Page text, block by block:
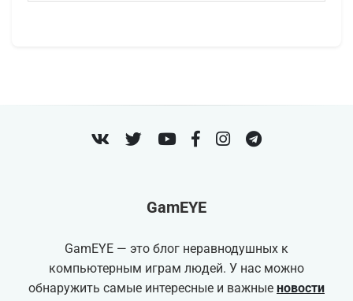
GamEYE
GamEYE — это блог неравнодушных к
компьютерным играм людей. У нас можно
обнаружить самые интересные и важные новости